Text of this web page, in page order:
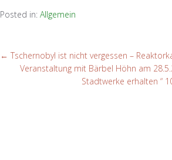
Posted in: Allgemein
← Tschernobyl ist nicht vergessen –
Veranstaltung mit Bärbel Höhn am
Stadtwerke erhalten “